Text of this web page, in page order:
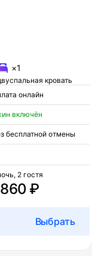
×1
кровать
онлайн
включён
бесплатной отмены
₽
2 гостя
Выбрать